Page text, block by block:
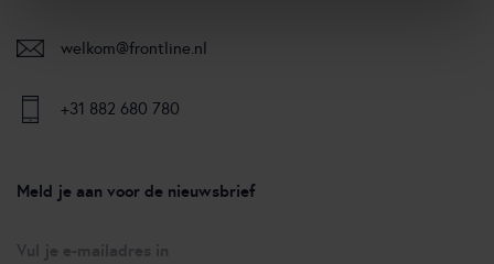
welkom@frontline.nl
+31 882 680 780
Meld je aan voor de nieuwsbrief